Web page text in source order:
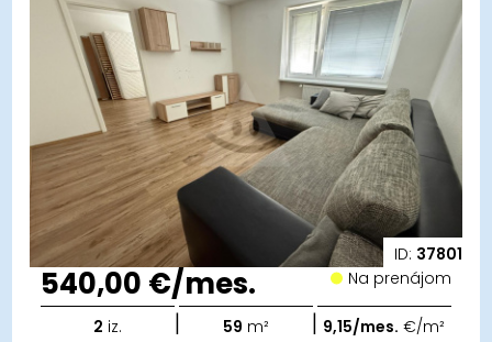
ID: 37801
540,00 €/mes. Na prenájom
2 iz. | 59 m² | 9,15/mes. €/m²